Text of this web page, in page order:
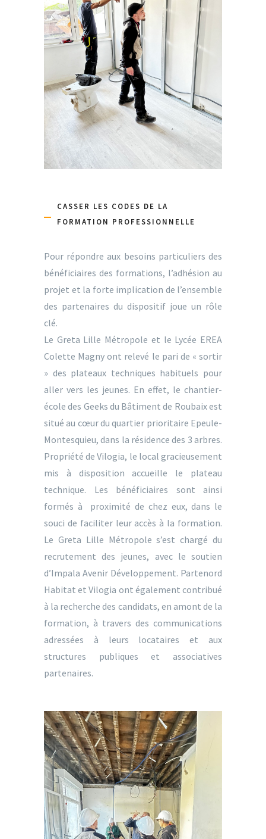
CASSER LES CODES DE LA
FORMATION PROFESSIONNELLE
Pour répondre aux besoins particuliers des
bénéficiaires des formations, l’adhésion au
projet et la forte implication de l’ensemble
des partenaires du dispositif joue un rôle
clé.
Le Greta Lille Métropole et le Lycée EREA
Colette Magny ont relevé le pari de « sortir
» des plateaux techniques habituels pour
aller vers les jeunes. En effet, le chantier-
école des Geeks du Bâtiment de Roubaix est
situé au cœur du quartier prioritaire Epeule-
Montesquieu, dans la résidence des 3 arbres.
Propriété de Vilogia, le local gracieusement
mis à disposition accueille le plateau
technique. Les bénéficiaires sont ainsi
formés à proximité de chez eux, dans le
souci de faciliter leur accès à la formation.
Le Greta Lille Métropole s’est chargé du
recrutement des jeunes, avec le soutien
d’Impala Avenir Développement. Partenord
Habitat et Vilogia ont également contribué
à la recherche des candidats, en amont de la
formation, à travers des communications
adressées à leurs locataires et aux
structures publiques et associatives
partenaires.